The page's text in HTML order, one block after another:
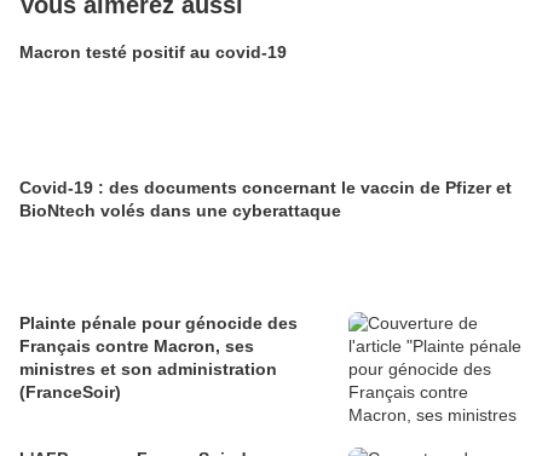
Macron testé positif au covid-19
Covid-19 : des documents concernant le vaccin de Pfizer et
BioNtech volés dans une cyberattaque
Plainte pénale pour génocide des
Français contre Macron, ses
ministres et son administration
(FranceSoir)